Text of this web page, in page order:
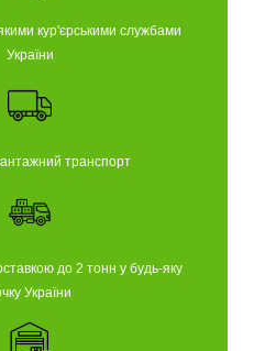
кур'єрськими службами
України
транспорт
до 2 тонн у будь-яку
України